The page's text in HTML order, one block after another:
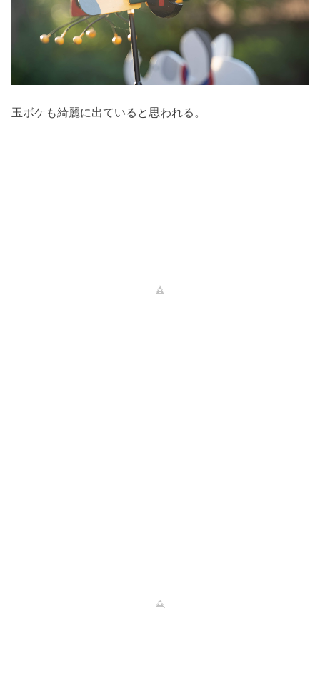
玉ボケも綺麗に出ていると思われる。